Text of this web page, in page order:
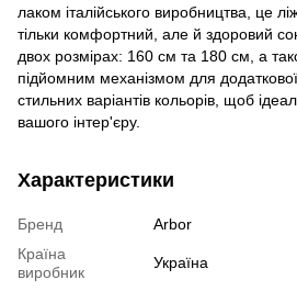
лаком італійського виробництва, це
тільки комфортний, але й здоровий
двох розмірах: 160 см та 180 см, а
підйомним механізмом для
стильних варіантів кольорів, щоб
вашого інтер'єру.
Характеристики
Бренд
Arbor
Країна
виробник
Україна